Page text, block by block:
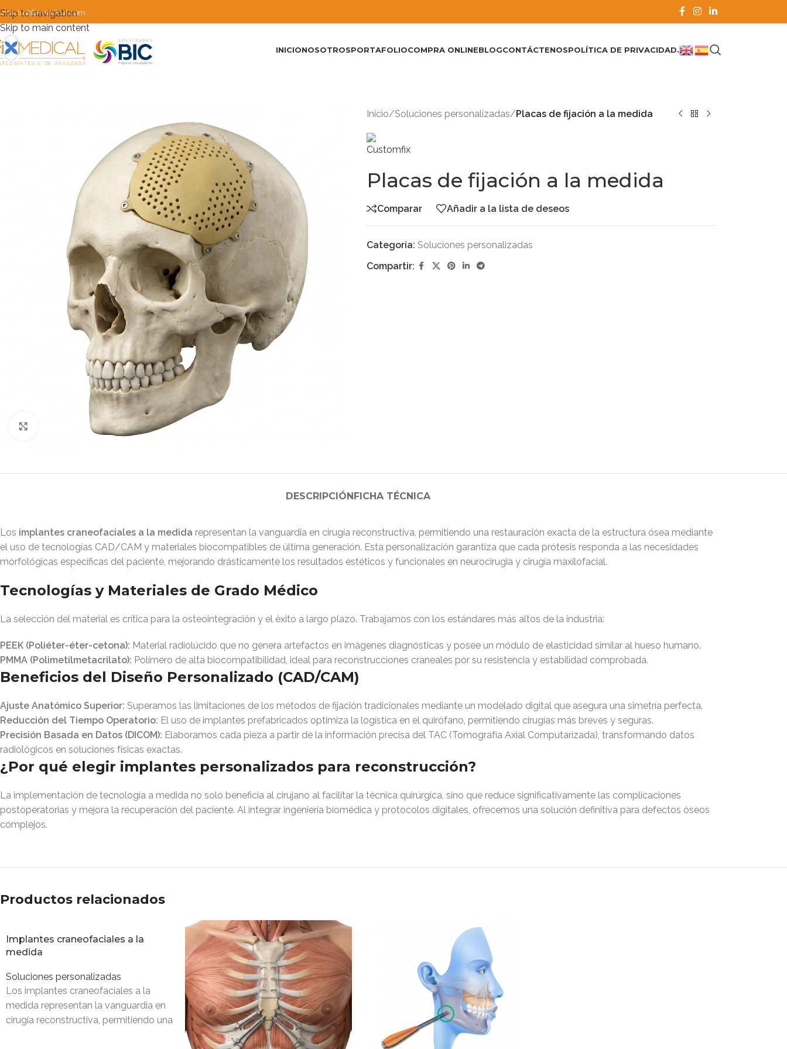
Skip to navigation
Skip to main content
INICIONOSOTROSPORTAFOLIOCOMPRA ONLINEBLOGCONTÁCTENOSPOLÍTICA DE PRIVACIDAD.
Clic para ampliar
Inicio/Soluciones personalizadas/Placas de fijación a la medida
Placas de fijación a la medida
Comparar Añadir a la lista de deseos
Categoría: Soluciones personalizadas
Compartir:
DESCRIPCIÓNFICHA TÉCNICA
Los implantes craneofaciales a la medida representan la vanguardia en cirugía reconstructiva, permitiendo una restauración exacta de la estructura ósea mediante
el uso de tecnologías CAD/CAM y materiales biocompatibles de última generación. Esta personalización garantiza que cada prótesis responda a las necesidades
morfológicas específicas del paciente, mejorando drásticamente los resultados estéticos y funcionales en neurocirugía y cirugía maxilofacial.
Tecnologías y Materiales de Grado Médico
La selección del material es crítica para la osteointegración y el éxito a largo plazo. Trabajamos con los estándares más altos de la industria:
PEEK (Poliéter-éter-cetona): Material radiolúcido que no genera artefactos en imágenes diagnósticas y posee un módulo de elasticidad similar al hueso humano.
PMMA (Polimetilmetacrilato): Polímero de alta biocompatibilidad, ideal para reconstrucciones craneales por su resistencia y estabilidad comprobada.
Beneficios del Diseño Personalizado (CAD/CAM)
Ajuste Anatómico Superior: Superamos las limitaciones de los métodos de fijación tradicionales mediante un modelado digital que asegura una simetría perfecta.
Reducción del Tiempo Operatorio: El uso de implantes prefabricados optimiza la logística en el quirófano, permitiendo cirugías más breves y seguras.
Precisión Basada en Datos (DICOM): Elaboramos cada pieza a partir de la información precisa del TAC (Tomografía Axial Computarizada), transformando datos
radiológicos en soluciones físicas exactas.
¿Por qué elegir implantes personalizados para reconstrucción?
La implementación de tecnología a medida no solo beneficia al cirujano al facilitar la técnica quirúrgica, sino que reduce significativamente las complicaciones
postoperatorias y mejora la recuperación del paciente. Al integrar ingeniería biomédica y protocolos digitales, ofrecemos una solución definitiva para defectos óseos
complejos.
Productos relacionados
Implantes craneofaciales a la
medida
Soluciones personalizadas
Los implantes craneofaciales a la
medida representan la vanguardia en
cirugía reconstructiva, permitiendo una